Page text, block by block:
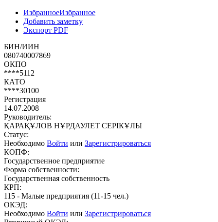
ИзбранноеИзбранное
Добавить заметку
Экспорт PDF
БИН/ИИН
080740007869
ОКПО
****5112
КАТО
****30100
Регистрация
14.07.2008
Руководитель:
ҚАРАҚҰЛОВ НҰРДАУЛЕТ СЕРІКҰЛЫ
Статус:
Необходимо Войти или Зарегистрироваться
КОПФ:
Государственное предприятие
Форма собственности:
Государственная собственность
КРП:
115 - Малые предприятия (11-15 чел.)
ОКЭД:
Необходимо Войти или Зарегистрироваться